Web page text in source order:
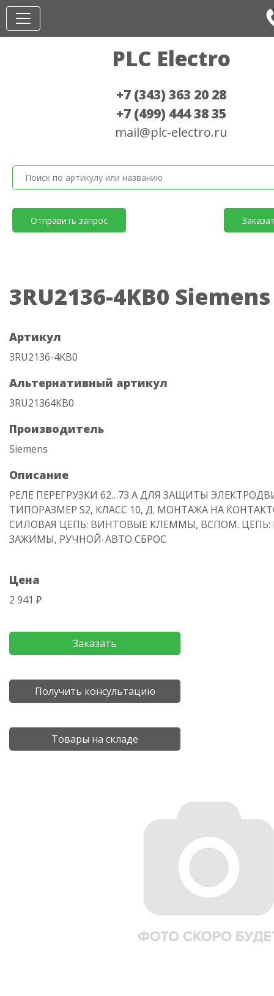
PLC Electro
+7 (343) 363 20 28
+7 (499) 444 38 35
mail@plc-electro.ru
Отправить запрос
3RU2136-4KB0 Siemens
Артикул
3RU2136-4KB0
Альтернативный артикул
3RU21364KB0
Производитель
Siemens
Описание
РЕЛЕ ПЕРЕГРУЗКИ 62…73 A ДЛЯ ЗАЩИТЫ
ТИПОРАЗМЕР S2, КЛАСС 10, Д. МОНТАЖА НА
СИЛОВАЯ ЦЕПЬ: ВИНТОВЫЕ КЛЕММЫ, ВСПОМ.
ЗАЖИМЫ, РУЧНОЙ-АВТО СБРОС
Цена
2 941 ₽
Заказать
Получить консультацию
Товары на складе